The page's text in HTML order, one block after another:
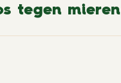
tegen mieren